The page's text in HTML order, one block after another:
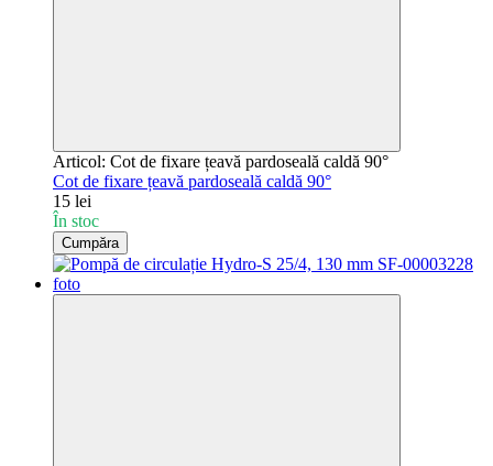
Articol: Cot de fixare țeavă pardoseală caldă 90°
Cot de fixare țeavă pardoseală caldă 90°
15 lei
În stoc
Cumpăra